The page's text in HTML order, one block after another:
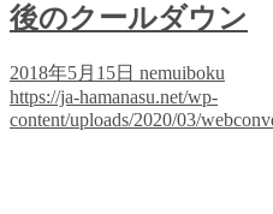
後のクールダウン
2018年5月15日 nemuiboku
https://ja-hamanasu.net/wp-
content/uploads/2020/03/